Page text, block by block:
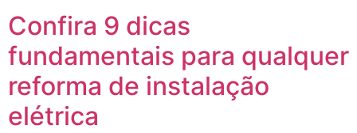
Confira 9 dicas
fundamentais para qualquer
reforma de instalação
elétrica